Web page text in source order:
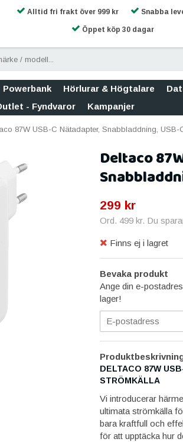
Alltid fri frakt över 999 kr Snabba
Öppet köp 30 dagar
Powerbank Hörlurar & Högtalare
- Fyndvaror Kampanjer
87W USB-C Nätadapter, Snabbladdning, USB-
Deltaco
299 kr
Ord. 499 kr. Du
Finns ej i lagret
Bevaka produkt
Ange din e-
lager!
DELTACO 87W
STRÖMKÄLLA
Vi introducerar
ultimata strömkälla
bara kraftfull och
för att upptäcka hur